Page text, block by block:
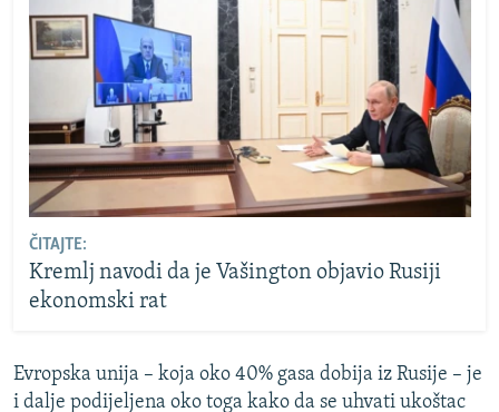
ČITAJTE:
Kremlj navodi da je Vašington objavio Rusiji
ekonomski rat
Evropska unija – koja oko 40% gasa dobija iz Rusije – je
i dalje podijeljena oko toga kako da se uhvati ukoštac